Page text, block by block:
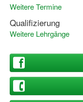
Weitere Termine
Qualifizierung
Weitere Lehrgänge